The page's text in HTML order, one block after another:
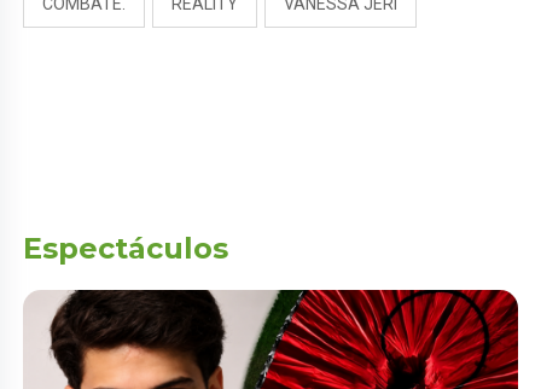
COMBATE. REALITY VANESSA JERI
Espectáculos